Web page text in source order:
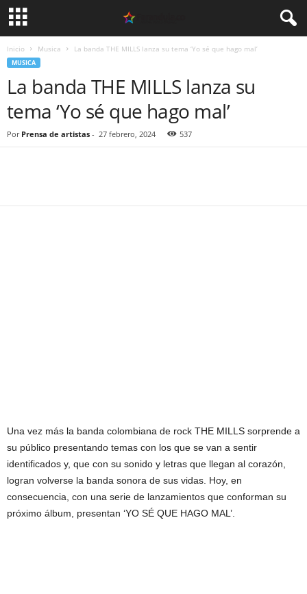
Inicio Musica La banda THE MILLS lanza su tema ‘Yo sé que hago mal’
MUSICA
La banda THE MILLS lanza su
tema ‘Yo sé que hago mal’
Por Prensa de artistas - 27 febrero, 2024 537
Una vez más la banda colombiana de rock THE MILLS sorprende a
su público presentando temas con los que se van a sentir
identificados y, que con su sonido y letras que llegan al corazón,
logran volverse la banda sonora de sus vidas. Hoy, en
consecuencia, con una serie de lanzamientos que conforman su
próximo álbum, presentan ‘YO SÉ QUE HAGO MAL’.